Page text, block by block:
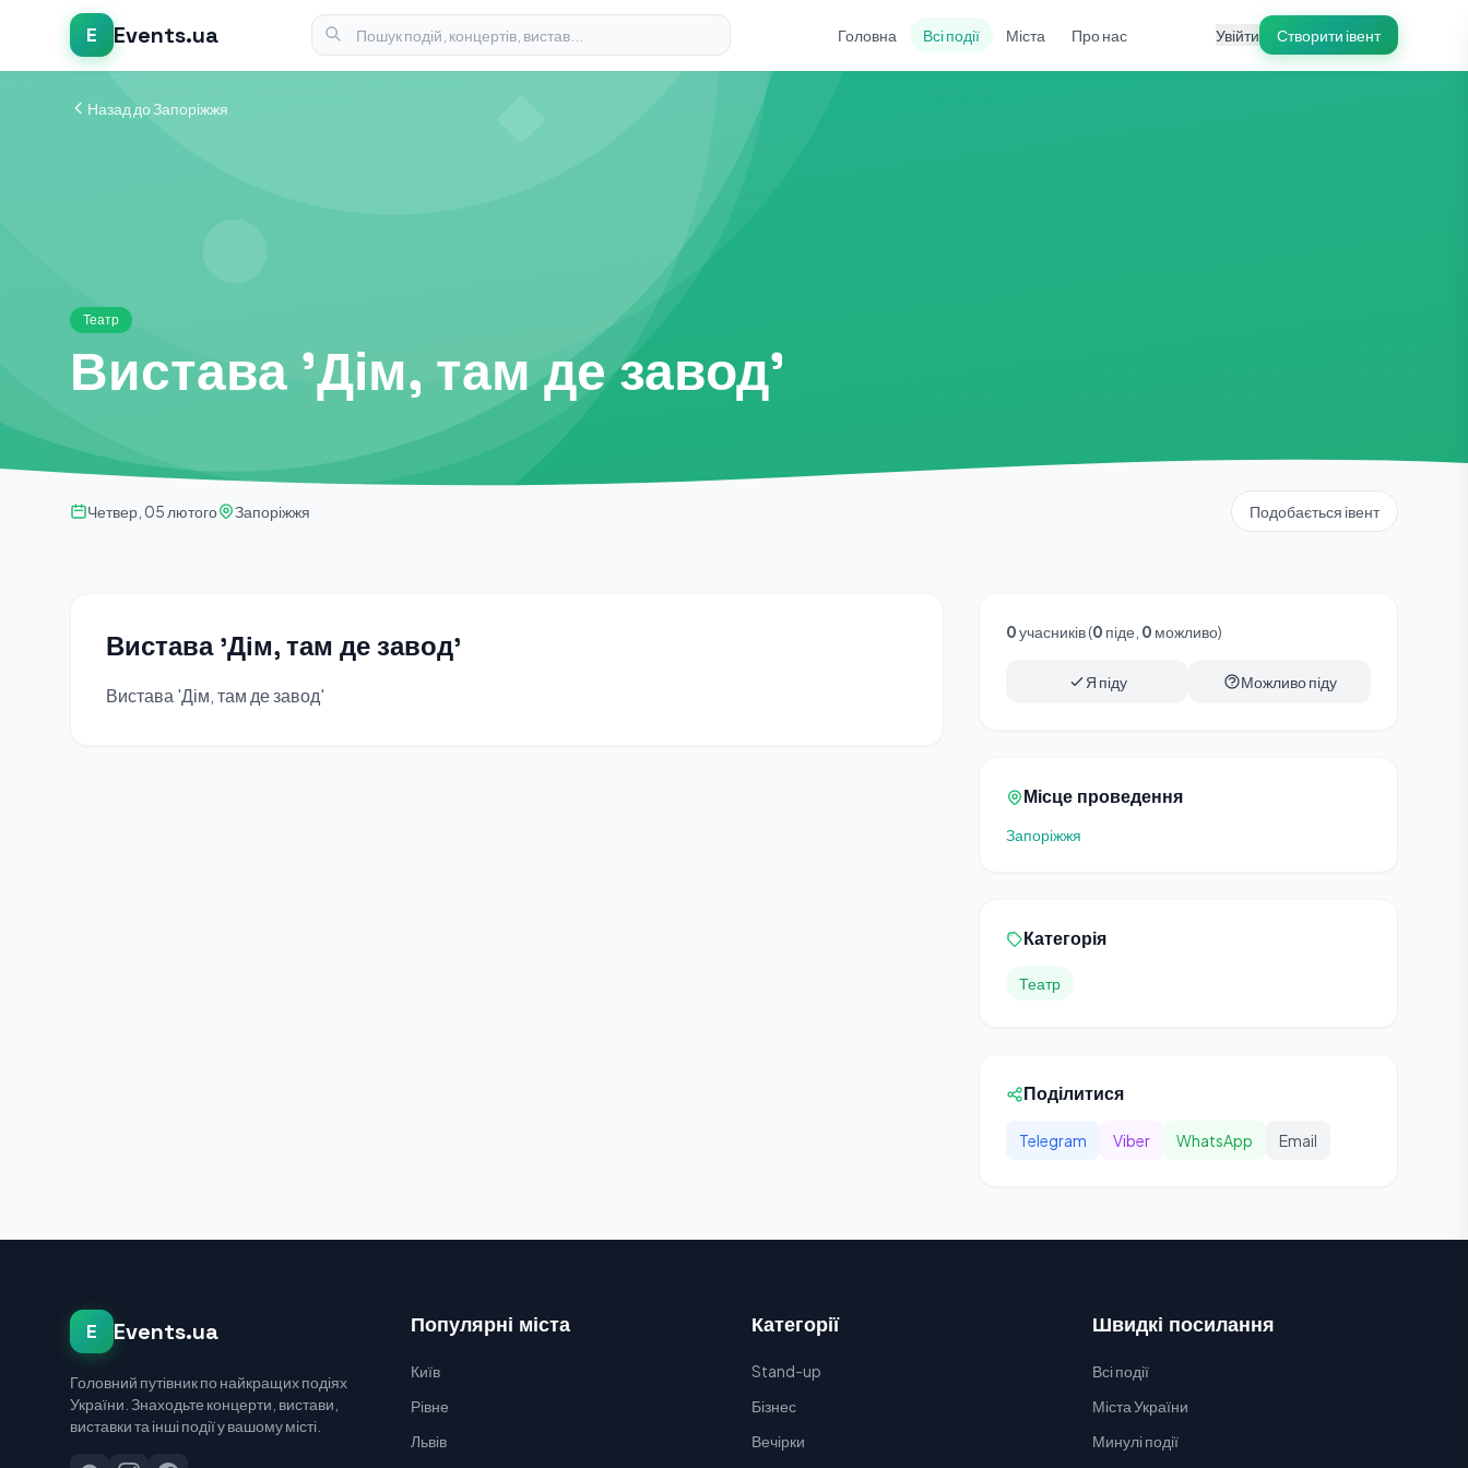
E Events.ua Головна Всі події Міста Про нас Увійти Створити івент
Назад до Запоріжжя
Театр
Вистава 'Дім, там де завод'
Четвер, 05 лютого Запоріжжя Подобається івент
Вистава 'Дім, там де завод'
Вистава 'Дім, там де завод'
0учасників (0 піде, 0 можливо)
Я піду Можливо піду
Місце проведення
Запоріжжя
Категорія
Театр
Поділитися
Telegram Viber WhatsApp Email
E Events.ua
Головний путівник по найкращих подіях
України. Знаходьте концерти, вистави,
виставки та інші події у вашому місті.
Популярні міста
Київ
Рівне
Львів
Категорії
Stand-up
Бізнес
Вечірки
Швидкі посилання
Всі події
Міста України
Минулі події